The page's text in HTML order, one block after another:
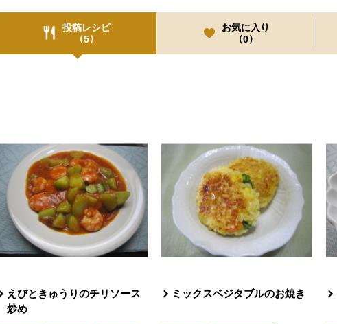
投稿レシピ
（5）
お気に入り
（0）
えびときゅうりのチリソース
炒め
ミックスベジタブルのお焼き